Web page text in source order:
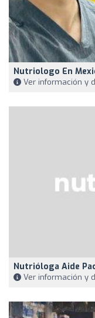
Nutriologo En
Ver información y
Nutrióloga Aide
Ver información y